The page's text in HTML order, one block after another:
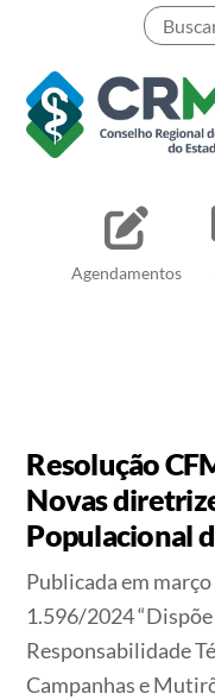
content
Agendamentos
Pesquisar
Resolução
Novas
Populacional
Publicada em
1.596/2024
Responsabilidade
Campanhas e